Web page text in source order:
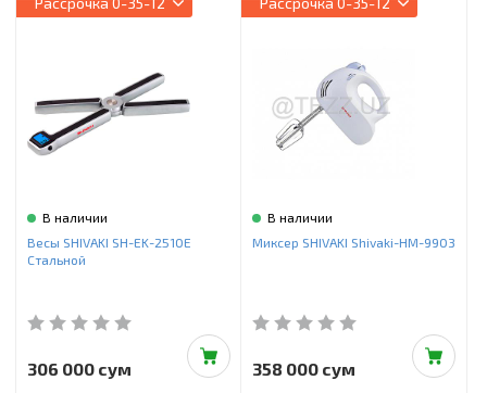
Фильтры для воды
Сантехника
В наличии
Весы SHIVAKI SH-EK-2510E
Стальной
306 000 сум
В наличии
Миксер SHIVAKI Shivaki-HM-9903
358 000 сум